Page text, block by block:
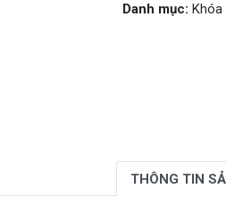
Danh mục:
THÔNG TIN